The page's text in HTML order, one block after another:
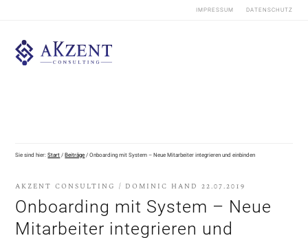
IMPRESSUM DATENSCHUTZ
Sie sind hier:Start /Beiträge /Onboarding mit System – Neue Mitarbeiter integrieren und einbinden
AKZENT CONSULTING / DOMINIC HAND 22.07.2019
Onboarding mit System – Neue
Mitarbeiter integrieren und